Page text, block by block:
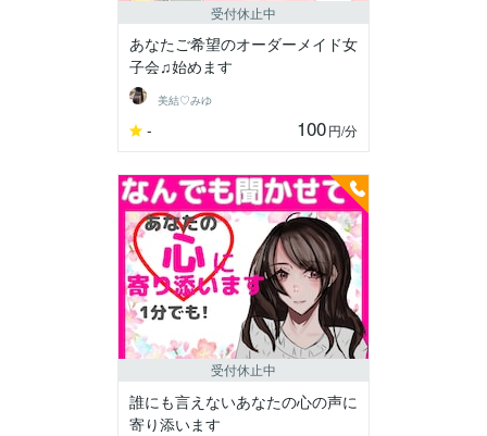
受付休止中
あなたご希望のオーダーメイド女
子会♫始めます
美結♡みゆ
- 100円/分
受付休止中
誰にも言えないあなたの心の声に
寄り添います